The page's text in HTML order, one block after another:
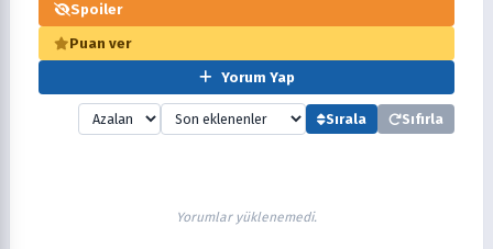
Spoiler
Puan ver
Yorum Yap
Sırala Sıfırla
Yorumlar yüklenemedi.